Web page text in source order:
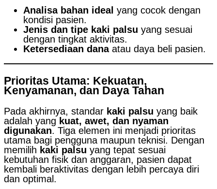
Analisa bahan ideal yang cocok dengan
kondisi pasien.
Jenis dan tipe kaki palsu yang sesuai
dengan tingkat aktivitas.
Ketersediaan danaatau daya beli pasien.
Prioritas Utama: Kekuatan,
Kenyamanan, dan Daya Tahan
Pada akhirnya, standar kaki palsu yang baik
adalah yang kuat, awet, dan nyaman
digunakan. Tiga elemen ini menjadi prioritas
utama bagi pengguna maupun teknisi. Dengan
memilih kaki palsu yang tepat sesuai
kebutuhan fisik dan anggaran, pasien dapat
kembali beraktivitas dengan lebih percaya diri
dan optimal.